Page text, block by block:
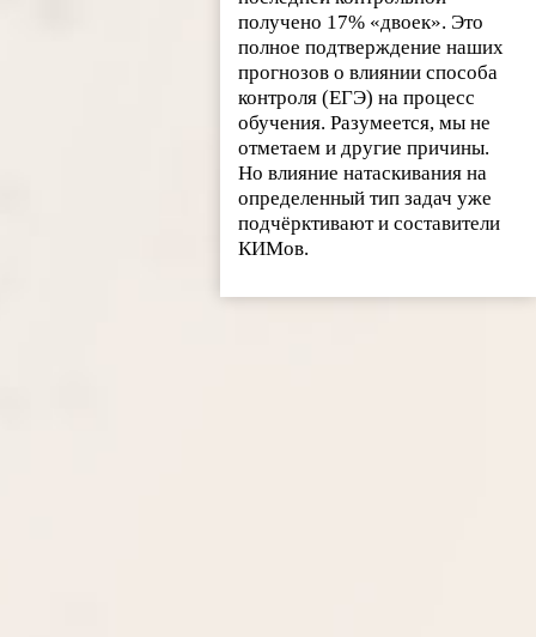
получено 17% «двоек». Это
полное подтверждение наших
прогнозов о влиянии способа
контроля (ЕГЭ) на процесс
обучения. Разумеется, мы не
отметаем и другие причины.
Но влияние натаскивания на
определенный тип задач уже
подчёрктивают и составители
КИМов.